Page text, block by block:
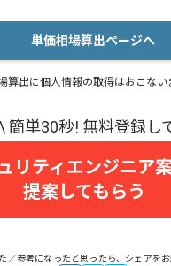
単価相場算出ページへ
算出に個人情報の取得はおこない
リティエンジニア
提案してもらう
／参考になったと思ったら、シェアを